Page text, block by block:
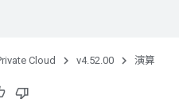
Cloud v4.52.00 演算